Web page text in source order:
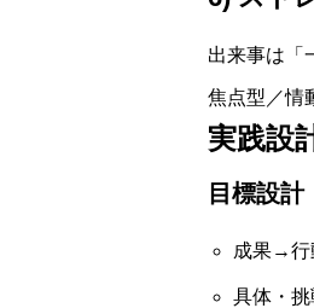
出来事は「
焦点型／情
実践設
目標設計
成果→行
具体・